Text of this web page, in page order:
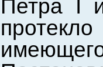
Петра I